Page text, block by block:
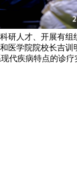
人才、开展有
学院院校长吉
疾病特点的诊疗